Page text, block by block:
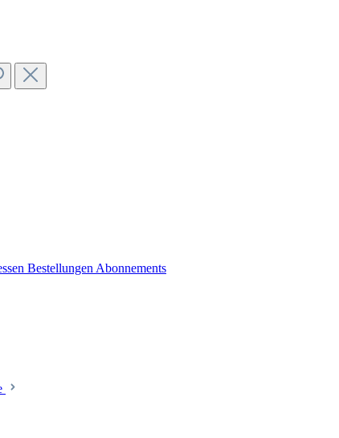
Bestellungen Abonnements